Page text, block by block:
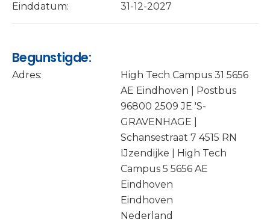
Einddatum:
31-12-2027
Begunstigde:
Adres:
High Tech Campus 31 5656
AE Eindhoven | Postbus
96800 2509 JE 'S-
GRAVENHAGE |
Schansestraat 7 4515 RN
IJzendijke | High Tech
Campus 5 5656 AE
Eindhoven
Eindhoven
Nederland